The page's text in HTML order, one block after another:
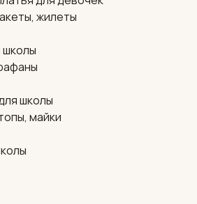
жилеты
школы
школы
майки